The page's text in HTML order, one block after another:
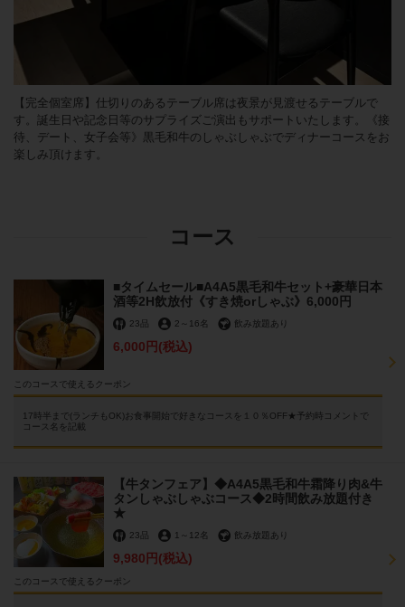
【完全個室席】仕切りのあるテーブル席は夜景が見渡せるテーブルで
す。誕生日や記念日等のサプライズご演出もサポートいたします。《接
待、デート、女子会等》黒毛和牛のしゃぶしゃぶでディナーコースをお
楽しみ頂けます。
コース
■タイムセール■A4A5黒毛和牛セット+豪華日本
酒等2H飲放付《すき焼orしゃぶ》6,000円
23品 2 ～ 16名 飲み放題あり
6,000円 (税込)
このコースで使えるクーポン
17時半まで(ランチもOK)お食事開始で好きなコースを１０％OFF★予約時コメントで
コース名を記載
【牛タンフェア】◆A4A5黒毛和牛霜降り肉&牛
タンしゃぶしゃぶコース◆2時間飲み放題付き
★
23品 1 ～ 12名 飲み放題あり
9,980円 (税込)
このコースで使えるクーポン